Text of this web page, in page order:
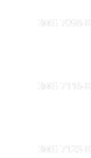
IMG 7098-
IMG 7116-
IMG 7123-